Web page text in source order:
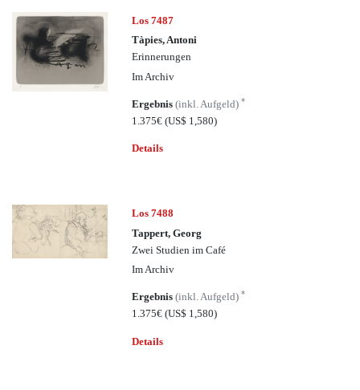
Los 7487
Tàpies, Antoni
Erinnerungen
Im Archiv
Ergebnis(inkl. Aufgeld)*
1.375€(US$ 1,580)
Details
Los 7488
Tappert, Georg
Zwei Studien im Café
Im Archiv
Ergebnis(inkl. Aufgeld)*
1.375€(US$ 1,580)
Details